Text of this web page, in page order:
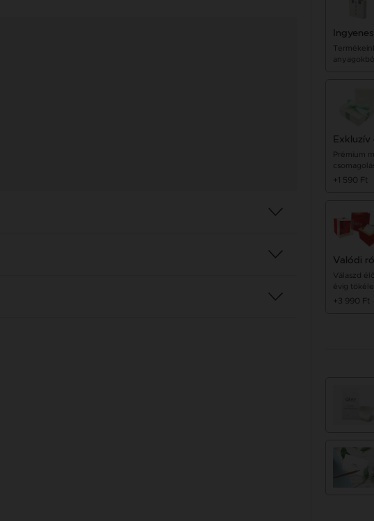
Exkluzív
Prémium
+1 590 Ft
Valódi
Válaszd
évig
+3 990 Ft